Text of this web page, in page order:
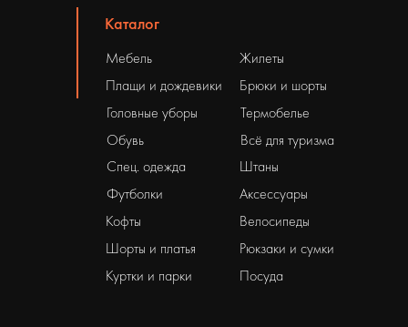
Жилеты
Каталог
Плащи и дождевики
Головные уборы
Обувь
Штаны
Рюкзаки и сумки
Мебель
Брюки и шорты
Термобелье
Всё для туризма
Велосипеды
Аксессуары
Спец. одежда
Футболки
Куртки и парки
Кофты
Шорты и платья
Посуда